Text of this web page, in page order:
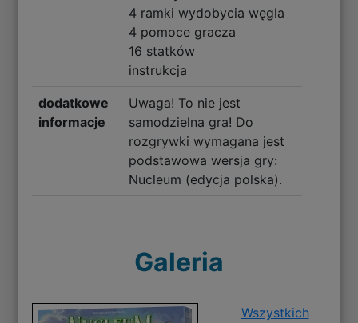
4 ramki wydobycia węgla
4 pomoce gracza
16 statków
instrukcja
dodatkowe
informacje
Uwaga! To nie jest
samodzielna gra! Do
rozgrywki wymagana jest
podstawowa wersja gry:
Nucleum (edycja polska).
Galeria
Wszystkich